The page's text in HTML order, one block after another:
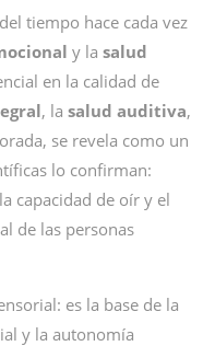
tiempo hace cada vez
y la salud
en la calidad de
, la salud auditiva,
se revela como un
lo confirman:
capacidad de oír y el
de las personas
es la base de la
y la autonomía